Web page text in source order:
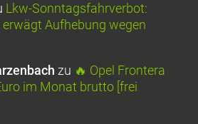
Lkw-Sonntagsfahrverbot:
Aufhebung wegen
zu 🔥 Opel Frontera
im Monat brutto [frei